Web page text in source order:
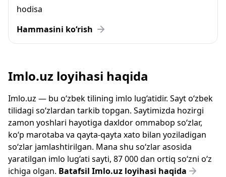
hodisa
Hammasini ko‘rish
Imlo.uz loyihasi haqida
Imlo.uz — bu o‘zbek tilining imlo lug‘atidir. Sayt o‘zbek
tilidagi so‘zlardan tarkib topgan. Saytimizda hozirgi
zamon yoshlari hayotiga daxldor ommabop so‘zlar,
ko‘p marotaba va qayta-qayta xato bilan yoziladigan
so‘zlar jamlashtirilgan. Mana shu so‘zlar asosida
yaratilgan imlo lug‘ati sayti, 87 000 dan ortiq so‘zni o‘z
ichiga olgan. Batafsil Imlo.uz loyihasi haqida